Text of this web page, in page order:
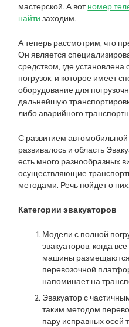
мастерской. А вотномер
найти заходим.
А теперь рассмотрим, что
Он является
средством, где
погрузок, и которое имеет
оборудование для
дальнейшую
либо аварийного
С развитием
развивалось и область
есть много разнообразных
осуществляющие
методами. Речь пойдет о них.
Категории эвакуаторов
Модели с полной
эвакуаторов, когда
машины размещаются
перевозочной
напоминает на
Эвакуатор с
таким методом
пару исправных осей